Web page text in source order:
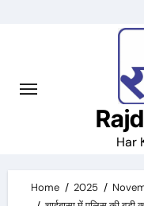
Har
Home 2025